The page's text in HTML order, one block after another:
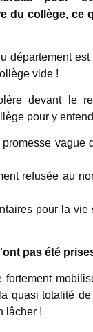
du collège, ce
département
vide !
devant le
pour y
vague
refusée au
pour la
pas été
fortement
quasi totalité
lâcher !